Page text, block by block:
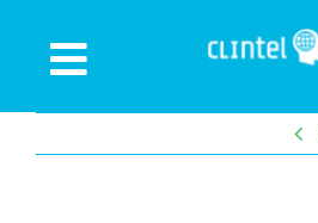
Toggle
Navigation